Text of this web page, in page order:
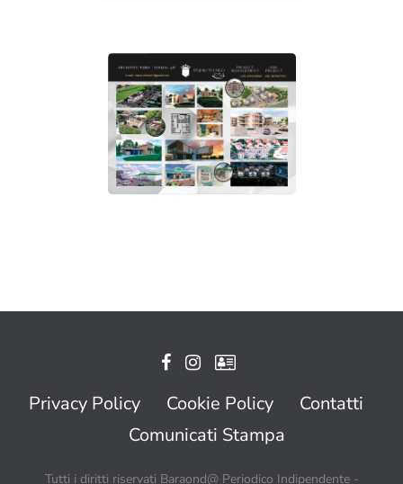
Privacy Policy Cookie Policy
Contatti
Comunicati Stampa
Tutti i diritti riservati Baraond@ Periodico Indipendente -